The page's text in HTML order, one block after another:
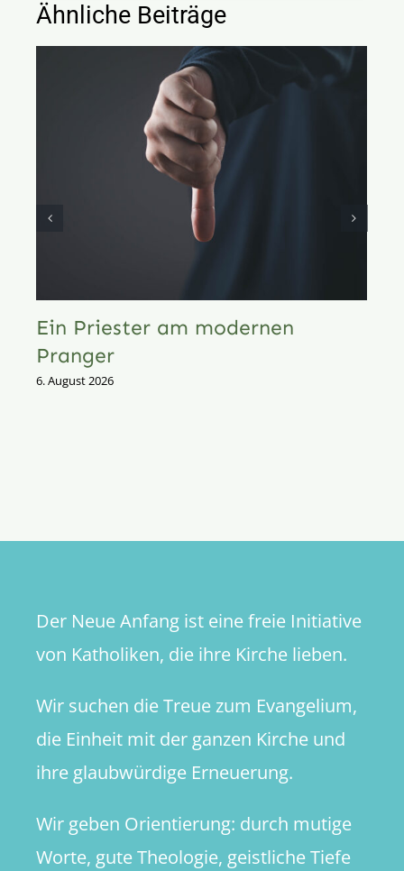
Ähnliche Beiträge
Ein Priester am modernen
Pranger
6. August 2026
Der Neue Anfang ist eine freie Initiative
von Katholiken, die ihre Kirche lieben.
Wir suchen die Treue zum Evangelium,
die Einheit mit der ganzen Kirche und
ihre glaubwürdige Erneuerung.
Wir geben Orientierung: durch mutige
Worte, gute Theologie, geistliche Tiefe